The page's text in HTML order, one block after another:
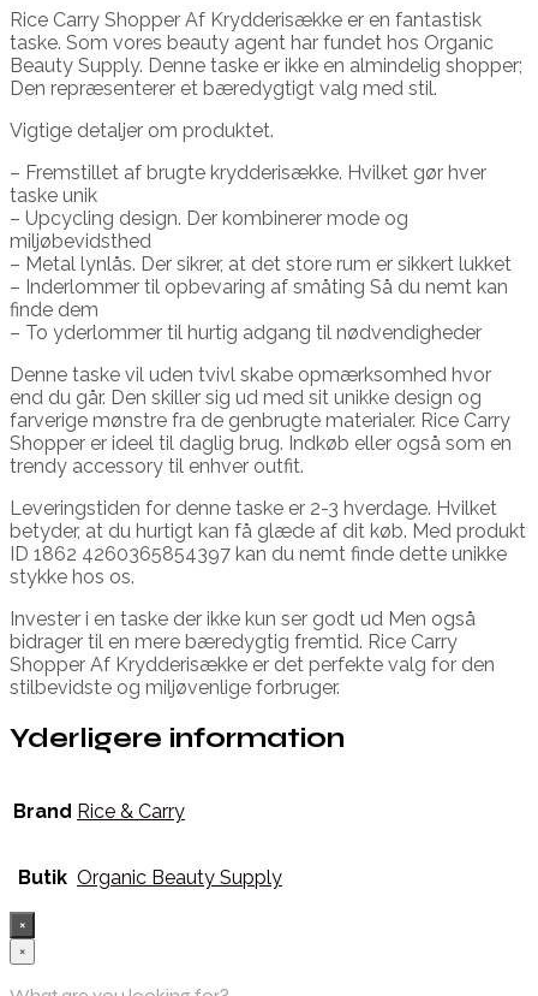
Rice Carry Shopper Af Krydderisække er en fantastisk
taske. Som vores beauty agent har fundet hos Organic
Beauty Supply. Denne taske er ikke en almindelig shopper;
Den repræsenterer et bæredygtigt valg med stil.
Vigtige detaljer om produktet.
– Fremstillet af brugte krydderisække. Hvilket gør hver
taske unik
– Upcycling design. Der kombinerer mode og
miljøbevidsthed
– Metal lynlås. Der sikrer, at det store rum er sikkert lukket
– Inderlommer til opbevaring af småting Så du nemt kan
finde dem
– To yderlommer til hurtig adgang til nødvendigheder
Denne taske vil uden tvivl skabe opmærksomhed hvor
end du går. Den skiller sig ud med sit unikke design og
farverige mønstre fra de genbrugte materialer. Rice Carry
Shopper er ideel til daglig brug. Indkøb eller også som en
trendy accessory til enhver outfit.
Leveringstiden for denne taske er 2-3 hverdage. Hvilket
betyder, at du hurtigt kan få glæde af dit køb. Med produkt
ID 1862 4260365854397 kan du nemt finde dette unikke
stykke hos os.
Invester i en taske der ikke kun ser godt ud Men også
bidrager til en mere bæredygtig fremtid. Rice Carry
Shopper Af Krydderisække er det perfekte valg for den
stilbevidste og miljøvenlige forbruger.
Yderligere information
Brand Rice & Carry
Butik Organic Beauty Supply
×
×